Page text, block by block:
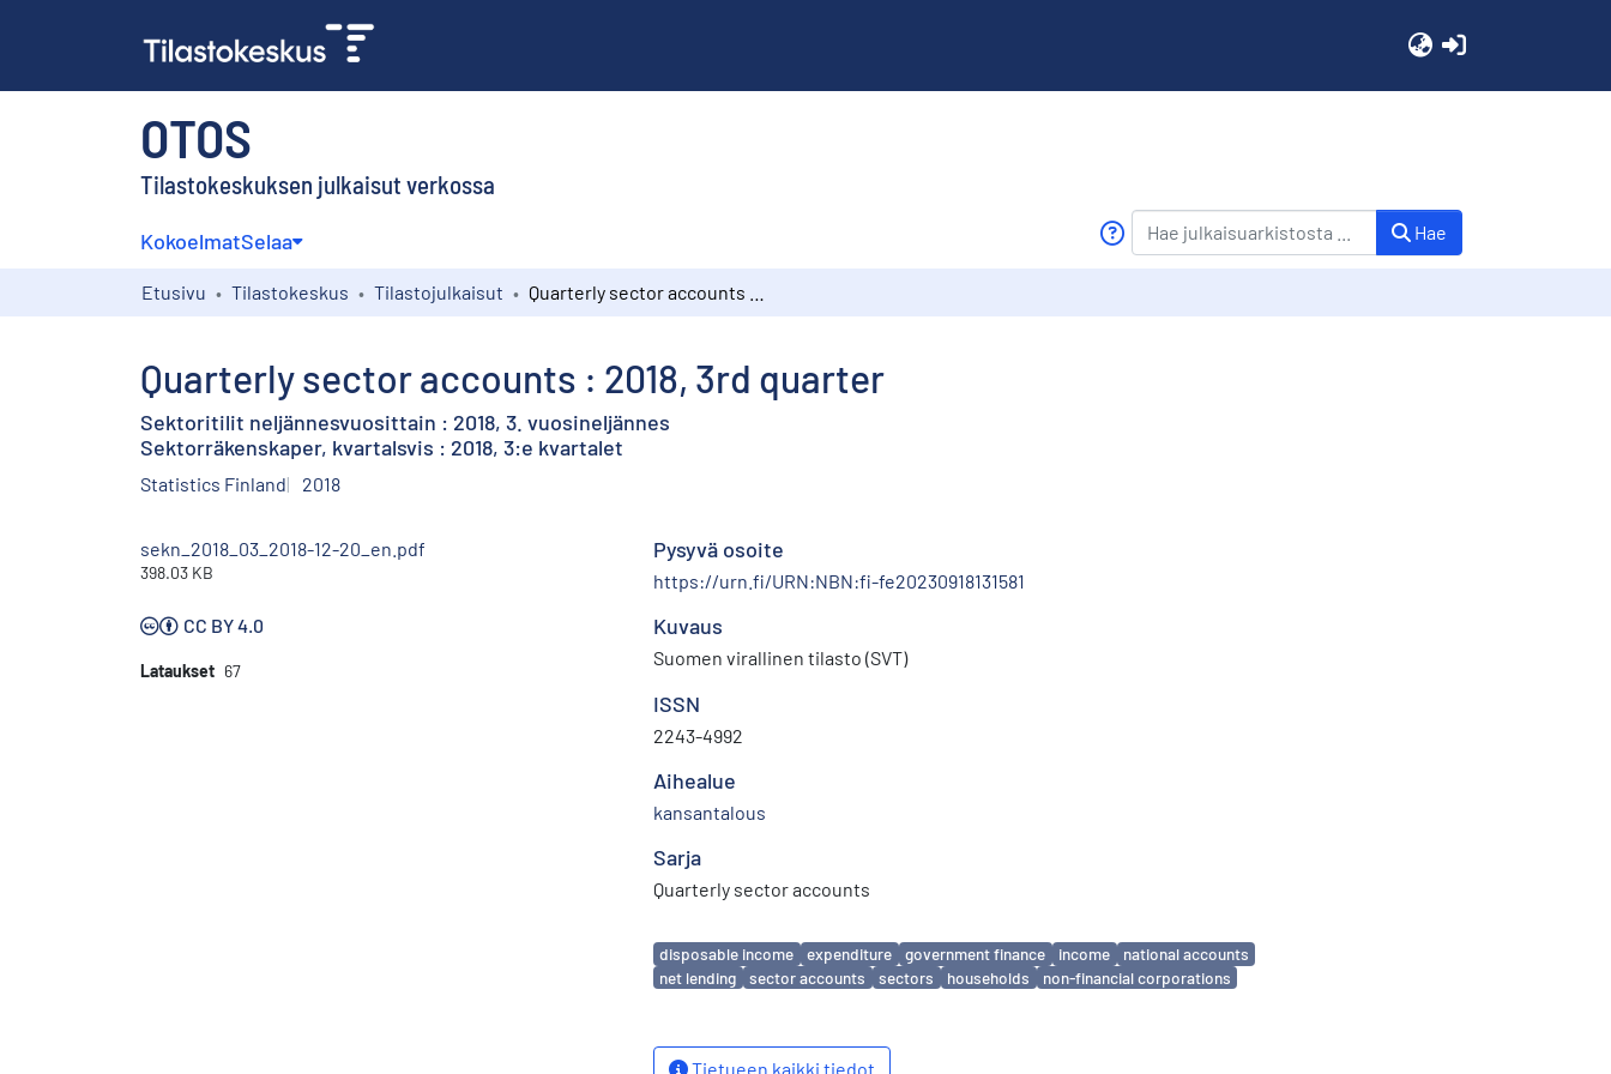
OTOS
Tilastokeskuksen julkaisut verkossa
KokoelmatSelaa Hae
Etusivu Tilastokeskus Tilastojulkaisut
Quarterly sector accounts : 2018, 3rd quarter
Sektoritilit neljännesvuosittain : 2018, 3. vuosineljännes
Sektorräkenskaper, kvartalsvis : 2018, 3:e kvartalet
Statistics Finland 2018
sekn_2018_03_2018-12-20_en.pdf
398.03 KB
CC BY 4.0
Lataukset 67
Pysyvä osoite
https://urn.fi/URN:NBN:fi-fe20230918131581
Kuvaus
Suomen virallinen tilasto (SVT)
ISSN
2243-4992
Aihealue
kansantalous
Sarja
Quarterly sector accounts
Avainsanat
disposable income expenditure government finance income
national accounts
net lending
sector accounts sectors households non-financial corporations
Tietueen kaikki tiedot